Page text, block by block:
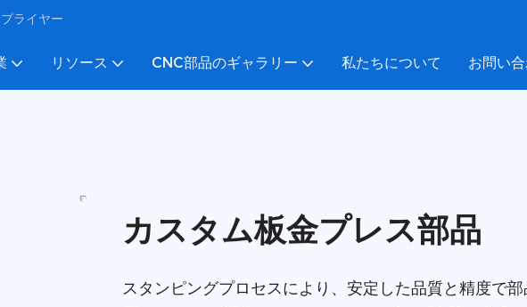
ライヤー
リソース CNC部品のギャラリー 私たちについて お問い
カスタム板金プレス部品
スタンピングプロセスにより、安定した品質と精度で